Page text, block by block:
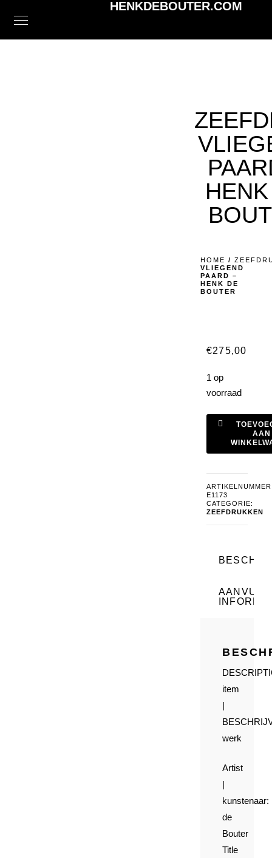
HENKDEBOUTER.COM
HOME /
VLIEGEND
PAARD –
HENK DE
BOUTER
€275,00
1 op
voorraad
zeefdruk
Henk
de
Bouter
AAN
E1173
CATEGORIE:
ZEEFDRUKKEN
item
|
werk
Artist
|
kunstenaar:
de
Bouter
Title